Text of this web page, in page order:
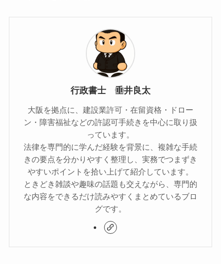
行政書士 垂井良太
大阪を拠点に、建設業許可・在留資格・ドロー
ン・障害福祉などの許認可手続きを中心に取り扱
っています。
法律を専門的に学んだ経験を背景に、複雑な手続
きの要点を分かりやすく整理し、実務でつまずき
やすいポイントを拾い上げて紹介しています。
ときどき雑談や趣味の話題も交えながら、専門的
な内容をできるだけ読みやすくまとめているブロ
グです。